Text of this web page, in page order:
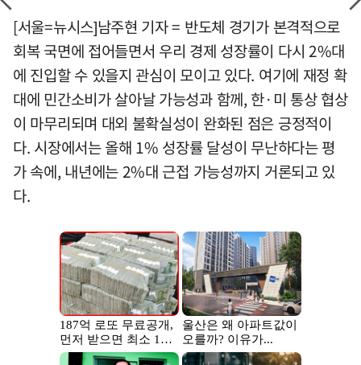
[서울=뉴시스]남주현 기자 = 반도체 경기가 본격적으로
회복 국면에 접어들면서 우리 경제 성장률이 다시 2%대
에 진입할 수 있을지 관심이 모이고 있다. 여기에 재정 확
대에 민간소비가 살아날 가능성과 함께, 한·미 통상 협상
이 마무리되며 대외 불확실성이 완화된 점은 긍정적이
다. 시장에서는 올해 1% 성장률 달성이 무난하다는 평
가 속에, 내년에는 2%대 근접 가능성까지 거론되고 있
다.